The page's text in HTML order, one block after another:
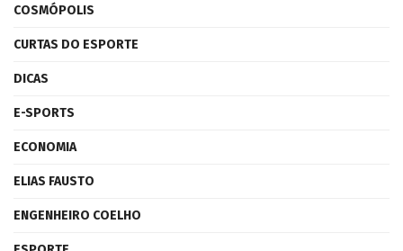
COSMÓPOLIS
CURTAS DO ESPORTE
DICAS
E-SPORTS
ECONOMIA
ELIAS FAUSTO
ENGENHEIRO COELHO